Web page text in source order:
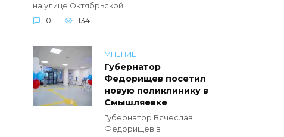
на улице Октябрьской.
0
134
МНЕНИЕ
Губернатор
Федорищев посетил
новую поликлинику в
Смышляевке
Губернатор Вячеслав
Федорищев в